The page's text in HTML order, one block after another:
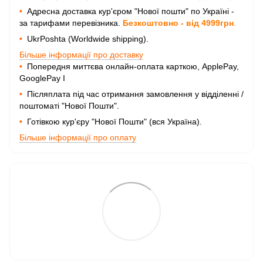
• Адресна доставка кур'єром "Нової пошти" по Україні -
за тарифами перевізника. Безкоштовно - від 4999грн
• UkrPoshta (Worldwide shipping).
Більше інформації про доставку
• Попередня миттєва онлайн-оплата карткою, ApplePay,
GooglePay I
• Післяплата під час отримання замовлення у відділенні /
поштоматі "Нової Пошти".
• Готівкою кур'єру "Нової Пошти" (вся Україна).
Більше інформації про оплату